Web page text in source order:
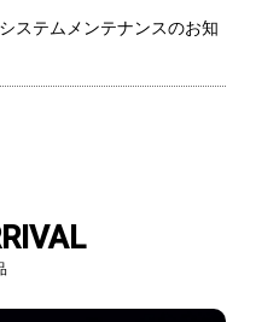
ステムメンテナンスのお知